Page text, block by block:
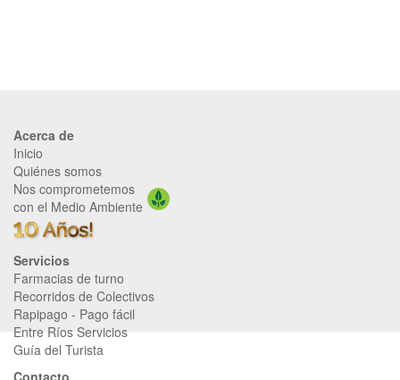
Acerca de
Inicio
Quiénes somos
Nos comprometemos
con el Medio Ambiente
Servicios
Farmacias de turno
Recorridos de Colectivos
Rapipago - Pago fácil
Entre Ríos Servicios
Guía del Turista
Contacto